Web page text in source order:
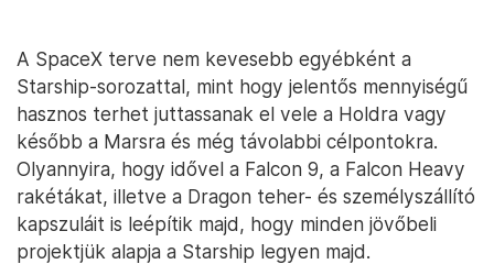
A SpaceX terve nem kevesebb egyébként a
Starship-sorozattal, mint hogy jelentős mennyiségű
hasznos terhet juttassanak el vele a Holdra vagy
később a Marsra és még távolabbi célpontokra.
Olyannyira, hogy idővel a Falcon 9, a Falcon Heavy
rakétákat, illetve a Dragon teher- és személyszállító
kapszuláit is leépítik majd, hogy minden jövőbeli
projektjük alapja a Starship legyen majd.